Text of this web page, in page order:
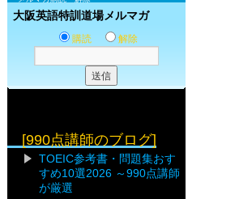
大阪英語特訓道場メルマガ
購読 解除
[990点講師のブログ]
TOEIC参考書・問題集おす
すめ10選2026 ～990点講師
が厳選